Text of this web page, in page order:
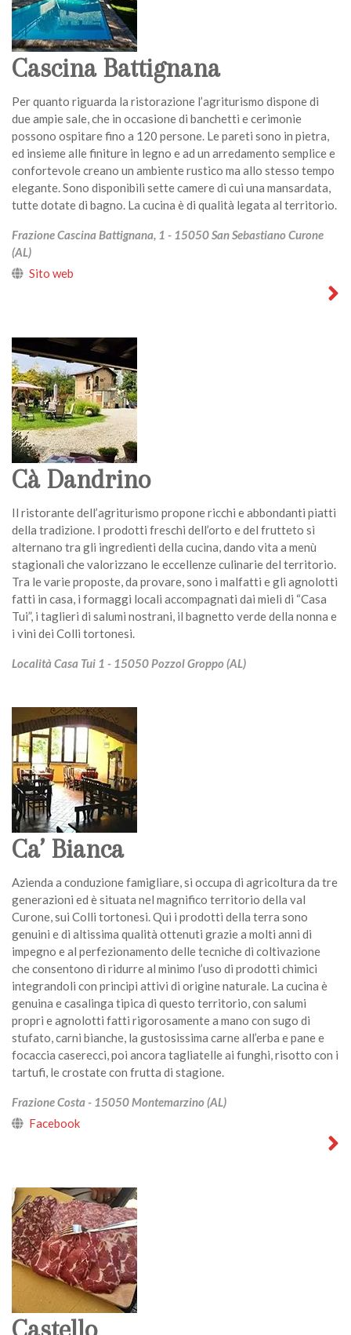
Cascina Battignana
Per quanto riguarda la ristorazione l’agriturismo dispone di
due ampie sale, che in occasione di banchetti e cerimonie
possono ospitare fino a 120 persone. Le pareti sono in pietra,
ed insieme alle finiture in legno e ad un arredamento semplice e
confortevole creano un ambiente rustico ma allo stesso tempo
elegante. Sono disponibili sette camere di cui una mansardata,
tutte dotate di bagno. La cucina è di qualità legata al territorio.
Frazione Cascina Battignana, 1 - 15050 San Sebastiano Curone
(AL)
Sito web
Cà Dandrino
Il ristorante dell’agriturismo propone ricchi e abbondanti piatti
della tradizione. I prodotti freschi dell’orto e del frutteto si
alternano tra gli ingredienti della cucina, dando vita a menù
stagionali che valorizzano le eccellenze culinarie del territorio.
Tra le varie proposte, da provare, sono i malfatti e gli agnolotti
fatti in casa, i formaggi locali accompagnati dai mieli di “Casa
Tui”, i taglieri di salumi nostrani, il bagnetto verde della nonna e
i vini dei Colli tortonesi.
Località Casa Tui 1 - 15050 Pozzol Groppo (AL)
Ca’ Bianca
Azienda a conduzione famigliare, si occupa di agricoltura da tre
generazioni ed è situata nel magnifico territorio della val
Curone, sui Colli tortonesi. Qui i prodotti della terra sono
genuini e di altissima qualità ottenuti grazie a molti anni di
impegno e al perfezionamento delle tecniche di coltivazione
che consentono di ridurre al minimo l’uso di prodotti chimici
integrandoli con principi attivi di origine naturale. La cucina è
genuina e casalinga tipica di questo territorio, con salumi
propri e agnolotti fatti rigorosamente a mano con sugo di
stufato, carni bianche, la gustosissima carne all’erba e pane e
focaccia caserecci, poi ancora tagliatelle ai funghi, risotto con i
tartufi, le crostate con frutta di stagione.
Frazione Costa - 15050 Montemarzino (AL)
Facebook